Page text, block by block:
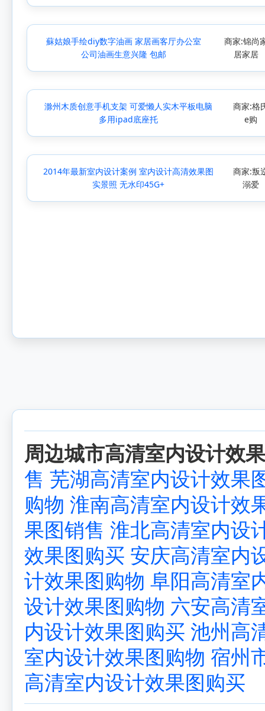
蘇姑娘手绘diy数字油画 家居画客厅办公室
公司油画生意兴隆 包邮
商家:锦尚
居家居
滁州木质创意手机支架 可爱懒人实木平板电脑
多用ipad底座托
商家:格
e购
2014年最新室内设计案例 室内设计高清效果图
实景照 无水印45G+
商家:叛
溺爱
周边城市高清室内设计效
售 芜湖高清室内设计效果
购物 淮南高清室内设计效
果图销售 淮北高清室内设
效果图购买 安庆高清室内
计效果图购物 阜阳高清室
设计效果图购物 六安高清
内设计效果图购买 池州高
室内设计效果图购物 宿州
高清室内设计效果图购买